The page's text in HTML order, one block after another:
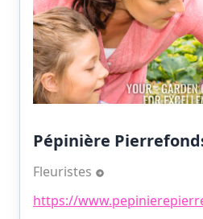
Pépinière
Fleuristes
https://